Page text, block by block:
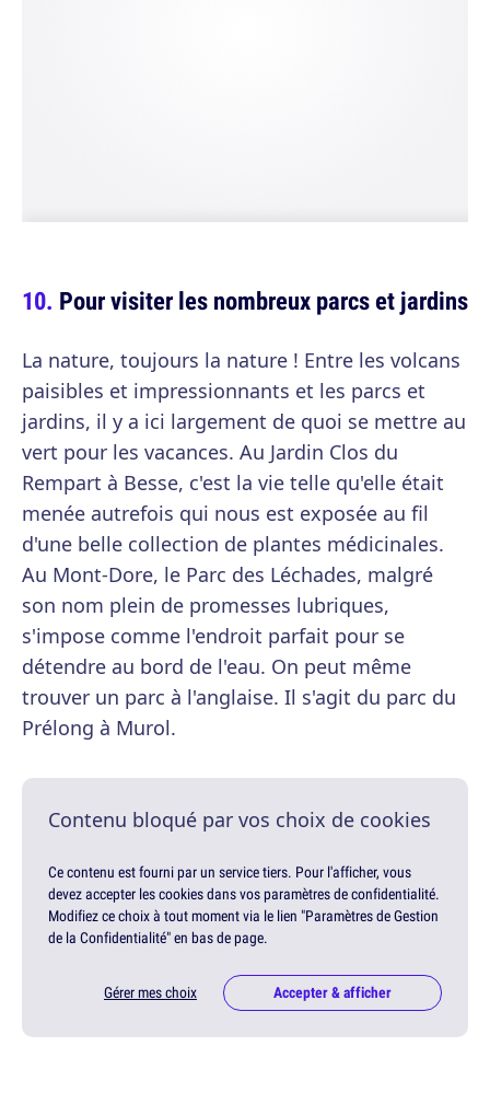
Pour visiter les nombreux parcs et jardins
La nature, toujours la nature ! Entre les volcans
paisibles et impressionnants et les parcs et
jardins, il y a ici largement de quoi se mettre au
vert pour les vacances. Au Jardin Clos du
Rempart à Besse, c'est la vie telle qu'elle était
menée autrefois qui nous est exposée au fil
d'une belle collection de plantes médicinales.
Au Mont-Dore, le Parc des Léchades, malgré
son nom plein de promesses lubriques,
s'impose comme l'endroit parfait pour se
détendre au bord de l'eau. On peut même
trouver un parc à l'anglaise. Il s'agit du parc du
Prélong à Murol.
Contenu bloqué par vos choix de cookies
Ce contenu est fourni par un service tiers. Pour l'afficher, vous
devez accepter les cookies dans vos paramètres de confidentialité.
Modifiez ce choix à tout moment via le lien "Paramètres de Gestion
de la Confidentialité" en bas de page.
Gérer mes choix Accepter & afficher